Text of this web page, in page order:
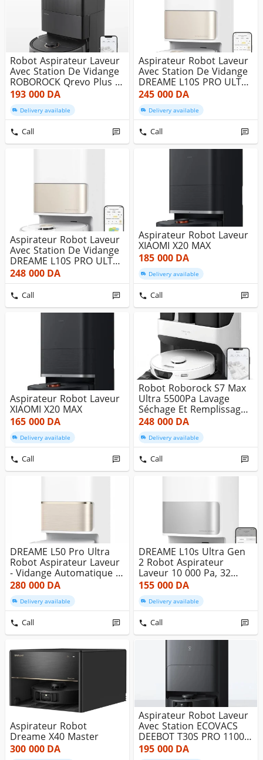
Robot Aspirateur Laveur
Avec Station De Vidange
ROBOROCK Qrevo Plus -
...
193 000DA
Delivery available
Call
Aspirateur Robot Laveur
Avec Station De Vidange
DREAME L10S PRO ULTRA
...
245 000DA
Delivery available
Call
Aspirateur Robot Laveur
Avec Station De Vidange
DREAME L10S PRO ULTRA
...
248 000DA
Call
Aspirateur Robot Laveur
XIAOMI X20 MAX
185 000DA
Delivery available
Call
Aspirateur Robot Laveur
XIAOMI X20 MAX
165 000DA
Delivery available
Call
Robot Roborock S7 Max
Ultra 5500Pa Lavage
Séchage Et Remplissage
Autom...
248 000DA
Delivery available
Call
DREAME L50 Pro Ultra
Robot Aspirateur Laveur
- Vidange Automatique -
N...
280 000DA
Delivery available
Call
DREAME L10s Ultra Gen
2 Robot Aspirateur
Laveur 10 000 Pa, 32
Réglages...
155 000DA
Delivery available
Call
Aspirateur Robot
Dreame X40 Master
300 000DA
Aspirateur Robot Laveur
Avec Station ECOVACS
DEEBOT T30S PRO 11000
Pa
195 000DA